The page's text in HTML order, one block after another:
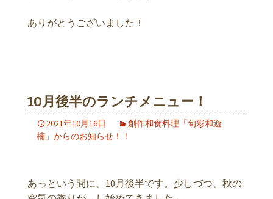
ありがとうございました！
10月後半のランチメニュー！
2021年10月16日
創作和食料理「旬彩和遊
楠」からのお知らせ！！
あっという間に、10月後半です。少しづつ、秋の